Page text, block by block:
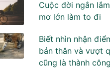
Cuộc đời ngắn
mơ lớn làm to đi
Biết nhìn nhận
bản thân và vượt
cũng là thành công